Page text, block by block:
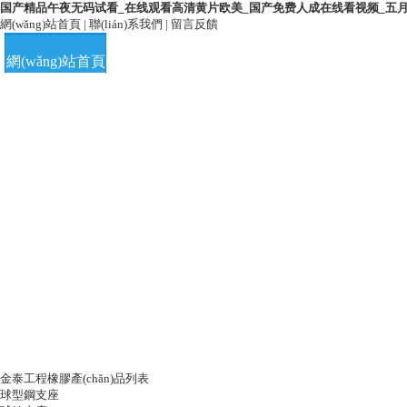
国产精品午夜无码试看_在线观看高清黄片欧美_国产免费人成在线看视频_五
網(wǎng)站首頁 | 聯(lián)系我們 | 留言反饋
網(wǎng)站首頁
金泰工程橡膠產(chǎn)品列表
球型鋼支座